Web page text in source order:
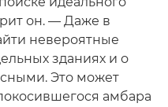
он. — Даже в
невероятные
зданиях и о
Это может
амбара